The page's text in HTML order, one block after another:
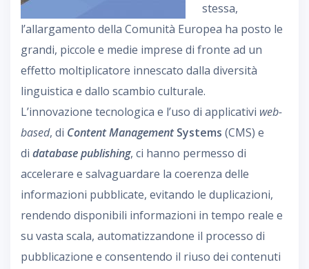
stessa,
l’allargamento della Comunità Europea ha posto le
grandi, piccole e medie imprese di fronte ad un
effetto moltiplicatore innescato dalla diversità
linguistica e dallo scambio culturale.
L’innovazione tecnologica e l’uso di applicativi web-
based, di Content ManagementSystems (CMS) e
di databasepublishing, ci hanno permesso di
accelerare e salvaguardare la coerenza delle
informazioni pubblicate, evitando le duplicazioni,
rendendo disponibili informazioni in tempo reale e
su vasta scala, automatizzandone il processo di
pubblicazione e consentendo il riuso dei contenuti